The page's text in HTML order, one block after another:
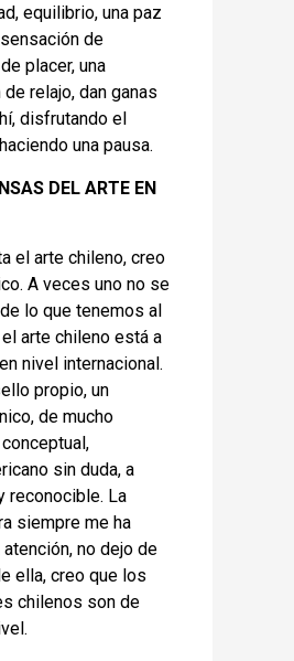
equilibrio, una paz
de
placer, una
relajo, dan ganas
disfrutando el
una pausa.
DEL ARTE EN
el arte chileno, creo
A veces uno no se
lo que tenemos al
arte chileno está a
nivel internacional.
propio, un
de mucho
sin duda, a
reconocible. La
siempre me ha
no dejo de
ella, creo que los
chilenos son de